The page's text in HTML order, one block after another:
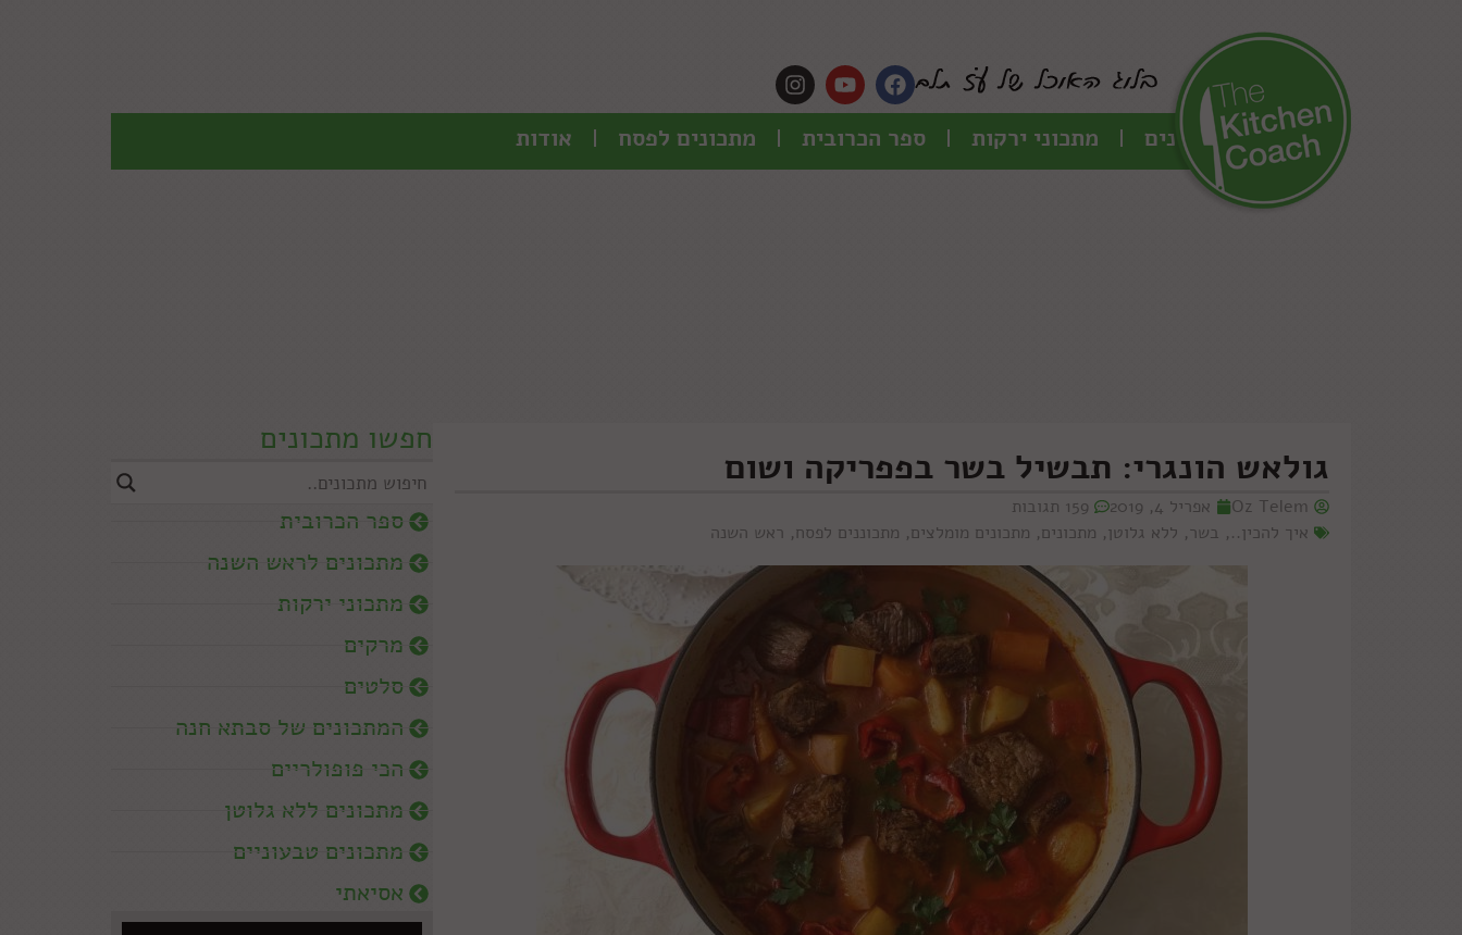
כל המתכונים מתכוני ירקות ספר הכרובית מתכונים לפסח אודות
חפשו מתכונים
ספר הכרובית
מתכונים לראש השנה
מתכוני ירקות
מרקים
סלטים
המתכונים של סבתא חנה
הכי פופולריים
מתכונים ללא גלוטן
מתכונים טבעוניים
אסיאתי
גולאש הונגרי: תבשיל בשר בפפריקה ושום
Oz Telem אפריל 4, 2019
159 תגובות
איך להכין.., בשר, ללא גלוטן, מתכונים, מתכונים מומלצים, מתכוננים לפסח, ראש השנה